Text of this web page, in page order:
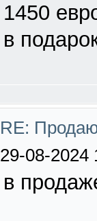
1450
в
RE:
29-08-2024
в